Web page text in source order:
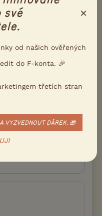
své
×
od našich ověřených
do F-konta. 🎉
třetích stran
VYZVEDNOUT DÁREK. 🎁